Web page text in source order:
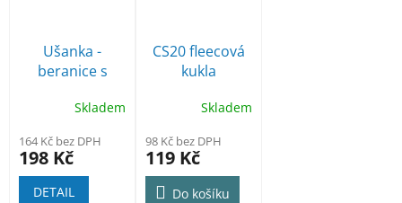
Ušanka -
beranice s
kožešinou,
vzor
Skladem
164 Kč bez DPH
198 Kč
DETAIL
CS20 fleecová
kukla
Skladem
98 Kč bez DPH
119 Kč
Do košíku